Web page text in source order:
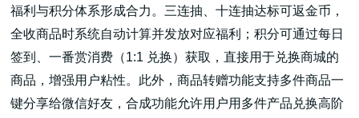
福利与积分体系形成合力。三连抽、十连抽达标可返金币，
全收商品时系统自动计算并发放对应福利；积分可通过每日
签到、一番赏消费（1:1 兑换）获取，直接用于兑换商城的
商品，增强用户粘性。此外，商品转赠功能支持多件商品一
键分享给微信好友，合成功能允许用户用多件产品兑换高阶